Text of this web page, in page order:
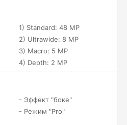
1) Standard: 48 MP
2) Ultrawide: 8 MP
3) Macro: 5 MP
4) Depth: 2 MP
- Эффект "боке"
- Режим "Pro"